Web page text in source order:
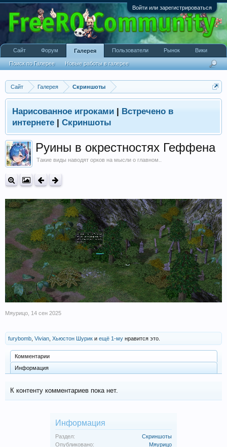
Войти или зарегистрироваться
Сайт Галерея Скриншоты
Нарисованное игроками | Встречено в
интернете | Скриншоты
Руины в окрестностях Геффена
Такие виды наводят орков на мысли о главном..
Мяурицо 14 сен 2025
furybomb Vivian Хьюстон Шурик и ещё 1-му нравится это.
Комментарии
Информация
К контенту комментариев пока нет.
Информация
Раздел:
Скриншоты
Опубликовано:
Мяурицо
Сайт Форум Галерея
Поиск по Галерее Новые работы в галерее
Пользователи Рынок Вики